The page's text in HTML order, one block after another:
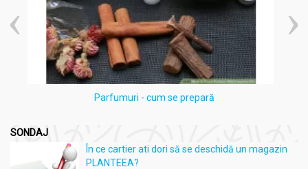
sediment, tulbure și închisă la culoare), nu trebuie să se
întrerupă tratamentul! Atunci se elimină toxinele și organismul
se purifică, urmând ca după această perioadă să înceapă faza
de vindecare.
În timpul curei de argilă există două restricții alimentare:
untură, slănină (se poate consuma carne macră de orice
să nu se consume alcool.
Parfumuri - cum se prepară
SONDAJ
În ce cartier ati dori să se deschidă un magazin
PLANTEEA?